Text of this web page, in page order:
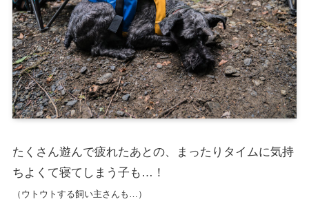
たくさん遊んで疲れたあとの、まったりタイムに気持
ちよくて寝てしまう子も…！
（ウトウトする飼い主さんも…）